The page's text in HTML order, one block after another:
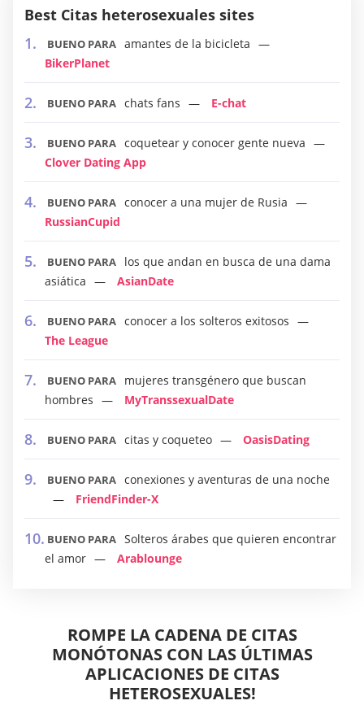
Best Citas heterosexuales sites
BUENO PARA amantes de la bicicleta
BikerPlanet
BUENO PARA chats fans E-chat
BUENO PARA coquetear y conocer gente nueva
Clover Dating App
BUENO PARA conocer a una mujer de Rusia
RussianCupid
BUENO PARA
los que andan en busca de una dama
asiática
AsianDate
BUENO PARA conocer a los solteros exitosos
The League
BUENO PARA
mujeres transgénero que buscan
hombres
MyTranssexualDate
BUENO PARA citas y coqueteo OasisDating
BUENO PARA conexiones y aventuras de una noche
FriendFinder-X
BUENO PARA Solteros árabes que quieren encontrar
el amor
Arablounge
ROMPE LA CADENA DE CITAS
MONÓTONAS CON LAS ÚLTIMAS
APLICACIONES DE CITAS
HETEROSEXUALES!